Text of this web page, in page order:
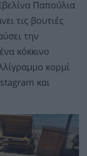
Παπούλια
τις βουτιές
την
κόκκινο
κορμί
και